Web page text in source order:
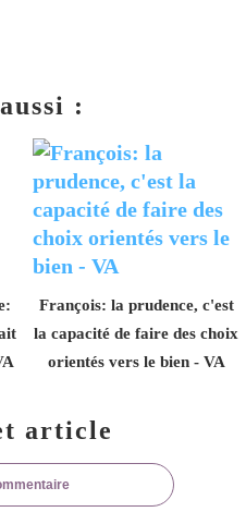
:
François: la prudence, c'est
la capacité de faire des choix
orientés vers le bien - VA
article